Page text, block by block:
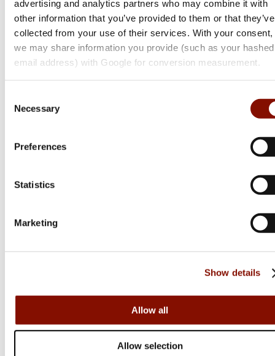
advertising and analytics partners who may combine it with
other information that you’ve provided to them or that they’ve
collected from your use of their services. With your consent,
we may share information you provide (such as your hashed
email address) with Google for conversion measurement.
Selection
Necessary
Preferences
Statistics
Marketing
Show details
Allow all
Allow selection
11 990 kr